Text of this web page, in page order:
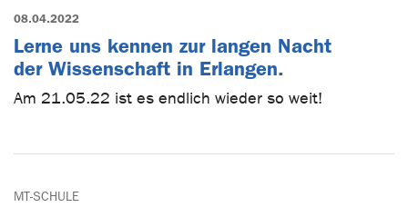
08.04.2022
Lerne uns kennen zur langen Nacht
der Wissenschaft in Erlangen.
Am 21.05.22 ist es endlich wieder so weit!
MT-SCHULE